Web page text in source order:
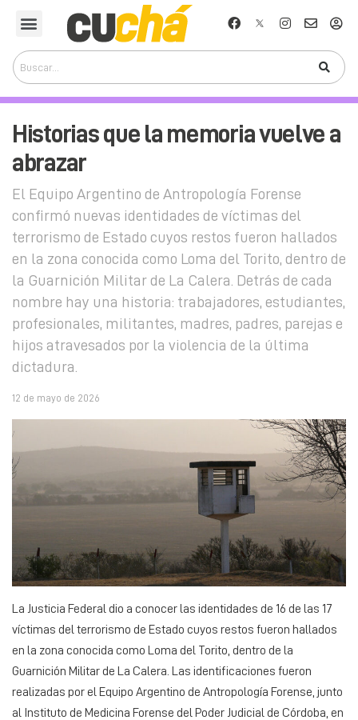
Historias que la memoria vuelve a
abrazar
El Equipo Argentino de Antropología Forense
confirmó nuevas identidades de víctimas del
terrorismo de Estado cuyos restos fueron hallados
en la zona conocida como Loma del Torito, dentro de
la Guarnición Militar de La Calera. Detrás de cada
nombre hay una historia: trabajadores, estudiantes,
profesionales, militantes, madres, padres, parejas e
hijos atravesados por la violencia de la última
dictadura.
12 de mayo de 2026
La Justicia Federal dio a conocer las identidades de 16 de las 17
víctimas del terrorismo de Estado cuyos restos fueron hallados
en la zona conocida como Loma del Torito, dentro de la
Guarnición Militar de La Calera. Las identificaciones fueron
realizadas por el Equipo Argentino de Antropología Forense, junto
al Instituto de Medicina Forense del Poder Judicial de Córdoba, en